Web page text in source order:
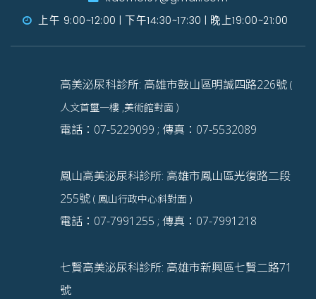
上午 9:00~12:00 | 下午14:30~17:30 | 晚上19:00~21:00
高美泌尿科診所: 高雄市鼓山區明誠四路226號 (
人文首璽一樓 ,美術館對面 )
電話：07-5229099 ; 傳真：07-5532089
鳳山高美泌尿科診所: 高雄市鳳山區光復路二段
255號 ( 鳳山行政中心斜對面 )
電話：07-7991255 ; 傳真：07-7991218
七賢高美泌尿科診所: 高雄市新興區七賢二路71
號